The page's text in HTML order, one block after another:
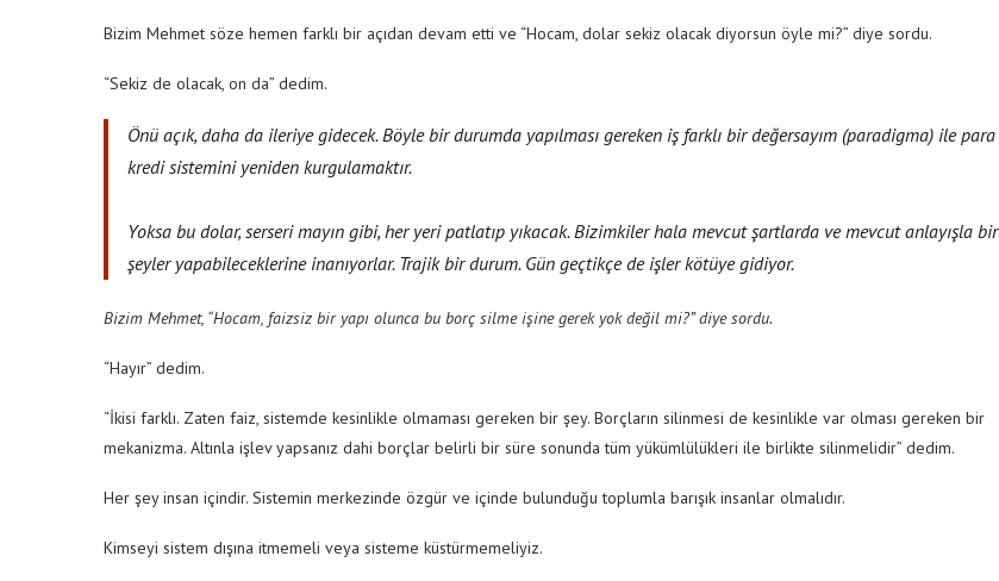
Bizim Mehmet söze hemen farklı bir açıdan devam etti ve “Hocam, dolar sekiz olacak diyorsun öyle mi?” diye sordu.
“Sekiz de olacak, on da” dedim.
Önü açık, daha da ileriye gidecek. Böyle bir durumda yapılması gereken iş farklı bir değersayım (paradigma) ile para
kredi sistemini yeniden kurgulamaktır.
Yoksa bu dolar, serseri mayın gibi, her yeri patlatıp yıkacak. Bizimkiler hala mevcut şartlarda ve mevcut anlayışla bir
şeyler yapabileceklerine inanıyorlar. Trajik bir durum. Gün geçtikçe de işler kötüye gidiyor.
Bizim Mehmet, “Hocam, faizsiz bir yapı olunca bu borç silme işine gerek yok değil mi?” diye sordu.
“Hayır” dedim.
“İkisi farklı. Zaten faiz, sistemde kesinlikle olmaması gereken bir şey. Borçların silinmesi de kesinlikle var olması gereken bir
mekanizma. Altınla işlev yapsanız dahi borçlar belirli bir süre sonunda tüm yükümlülükleri ile birlikte silinmelidir” dedim.
Her şey insan içindir. Sistemin merkezinde özgür ve içinde bulunduğu toplumla barışık insanlar olmalıdır.
Kimseyi sistem dışına itmemeli veya sisteme küstürmemeliyiz.